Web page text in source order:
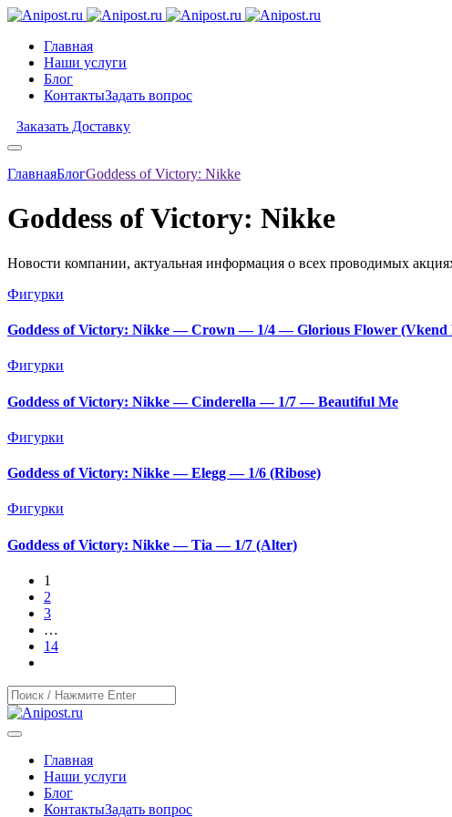
Главная
Наши услуги
Блог
КонтактыЗадать вопрос
Заказать Доставку
ГлавнаяБлогGoddess of Victory: Nikke
Goddess of Victory: Nikke
Новости компании, актуальная информация о всех проводимых
Фигурки
Goddess of Victory: Nikke — Crown — 1/4 — Glorious Flower (Vkend
Фигурки
Goddess of Victory: Nikke — Cinderella — 1/7 — Beautiful Me
Фигурки
Goddess of Victory: Nikke — Elegg — 1/6 (Ribose)
Фигурки
Goddess of Victory: Nikke — Tia — 1/7 (Alter)
1
2
3
…
14
Главная
Наши услуги
Блог
КонтактыЗадать вопрос